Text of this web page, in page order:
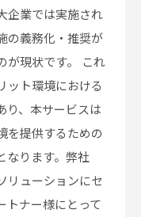
企業では実施され
の義務化・推奨が
が現状です。 これ
ット環境における
り、本サービスは
を提供するための
なります。弊社
リューションにセ
トナー様にとって